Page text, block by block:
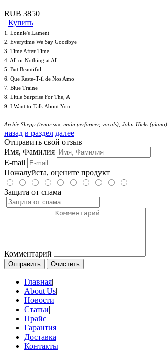
RUB 3850
Купить
1. Lonnie's Lament
2. Everytime We Say Goodbye
3. Time After Time
4. All or Nothing at All
5. But Beautiful
6. Que Reste-T-il de Nos Amo
7. Blue Traine
8. Little Surprise For The, A
9. I Want to Talk About You
Archie Shepp (tenor sax, main performer, vocals); John Hicks
назад в раздел далее
Отправить свой отзыв
Имя, Фамилия
E-mail
Пожалуйста, оцените продукт
Защита от спама
Комментарий
Отправить Очистить
Главная|
About Us|
Новости|
Статьи|
Прайс|
Гарантия|
Доставка|
Контакты